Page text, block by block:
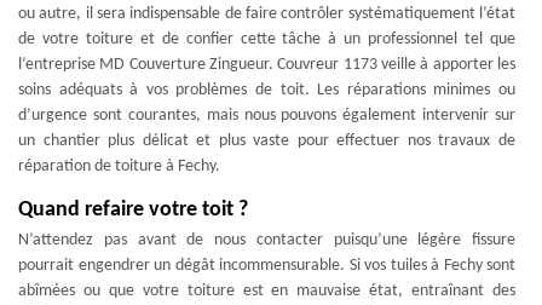
ou autre, il sera indispensable de faire contrôler systématiquement l’état
de votre toiture et de confier cette tâche à un professionnel tel que
l’entreprise MD Couverture Zingueur. Couvreur 1173 veille à apporter les
soins adéquats à vos problèmes de toit. Les réparations minimes ou
d’urgence sont courantes, mais nous pouvons également intervenir sur
un chantier plus délicat et plus vaste pour effectuer nos travaux de
réparation de toiture à Fechy.
Quand refaire votre toit ?
N’attendez pas avant de nous contacter puisqu’une légère fissure
pourrait engendrer un dégât incommensurable. Si vos tuiles à Fechy sont
abîmées ou que votre toiture est en mauvaise état, entraînant des